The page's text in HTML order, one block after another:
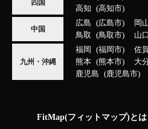
四国
高知
高知市
中国
広島 広島市 岡
鳥取
鳥取市 山口
九州・沖縄
福岡 福岡市 佐
熊本
熊本市 大
鹿児島
鹿児島市
FitMap(フィットマップ)とは